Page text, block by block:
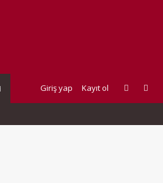
Giriş yap Kayıt ol